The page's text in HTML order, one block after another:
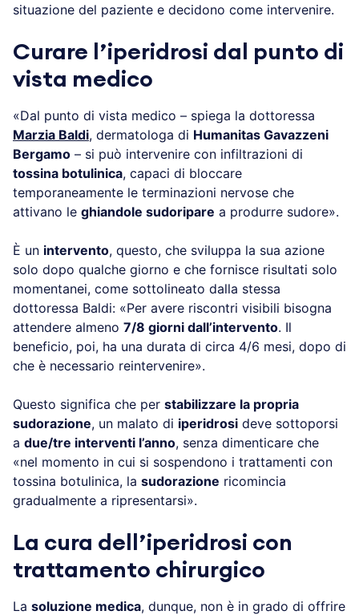
situazione del paziente e decidono come intervenire.
Curare l’iperidrosi dal punto di
vista medico
«Dal punto di vista medico – spiega la dottoressa
Marzia Baldi, dermatologa di Humanitas Gavazzeni
Bergamo – si può intervenire con infiltrazioni di
tossina botulinica, capaci di bloccare
temporaneamente le terminazioni nervose che
attivano le ghiandole sudoripare a produrre sudore».
È un intervento, questo, che sviluppa la sua azione
solo dopo qualche giorno e che fornisce risultati solo
momentanei, come sottolineato dalla stessa
dottoressa Baldi: «Per avere riscontri visibili bisogna
attendere almeno 7/8 giorni dall’intervento. Il
beneficio, poi, ha una durata di circa 4/6 mesi, dopo di
che è necessario reintervenire».
Questo significa che per stabilizzare la propria
sudorazione, un malato di iperidrosi deve sottoporsi
a due/tre interventi l’anno, senza dimenticare che
«nel momento in cui si sospendono i trattamenti con
tossina botulinica, la sudorazione ricomincia
gradualmente a ripresentarsi».
La cura dell’iperidrosi con
trattamento chirurgico
La soluzione medica, dunque, non è in grado di offrire